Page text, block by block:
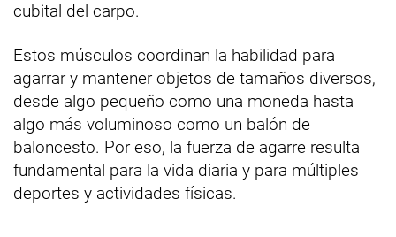
cubital del carpo.
Estos músculos coordinan la habilidad para
agarrar y mantener objetos de tamaños diversos,
desde algo pequeño como una moneda hasta
algo más voluminoso como un balón de
baloncesto. Por eso, la fuerza de agarre resulta
fundamental para la vida diaria y para múltiples
deportes y actividades físicas.